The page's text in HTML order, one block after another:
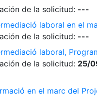
de la solicitud: ---
laboral en el
de la solicitud: ---
laboral,
de la solicitud: 25/
en el marc del